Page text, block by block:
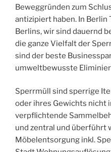
Beweggründen zum
antizipiert haben. In Berlin
Berlins, wir sind dauernd
die ganze Vielfalt der
sind der beste
umweltbewusste
Sperrmüll sind sperrige
oder ihres Gewichts nicht
verpflichtende
und zentral und überführt
Möbelentsorgung inkl.